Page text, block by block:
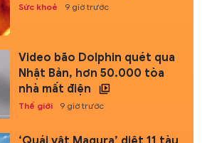
Sức khoẻ 9 giờ trước
Video bão Dolphin quét qua
Nhật Bản, hơn 50.000 tòa
nhà mất điện
Thế giới 9 giờ trước